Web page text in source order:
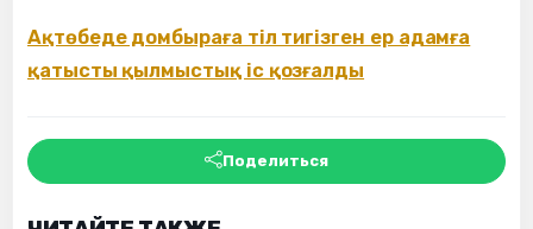
Ақтөбеде домбыраға тіл тигізген ер адамға
қатысты қылмыстық іс қозғалды
Поделиться